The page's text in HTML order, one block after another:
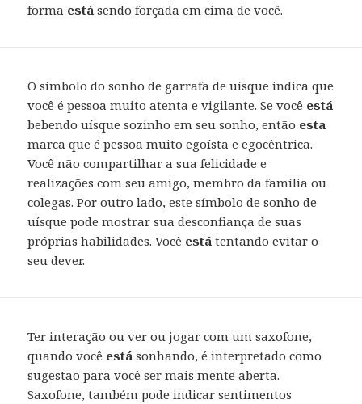
forma está sendo forçada em cima de você.
O símbolo do sonho de garrafa de uísque indica que
você é pessoa muito atenta e vigilante. Se você está
bebendo uísque sozinho em seu sonho, então esta
marca que é pessoa muito egoísta e egocêntrica.
Você não compartilhar a sua felicidade e
realizações com seu amigo, membro da família ou
colegas. Por outro lado, este símbolo de sonho de
uísque pode mostrar sua desconfiança de suas
próprias habilidades. Você está tentando evitar o
seu dever.
Ter interação ou ver ou jogar com um saxofone,
quando você está sonhando, é interpretado como
sugestão para você ser mais mente aberta.
Saxofone, também pode indicar sentimentos